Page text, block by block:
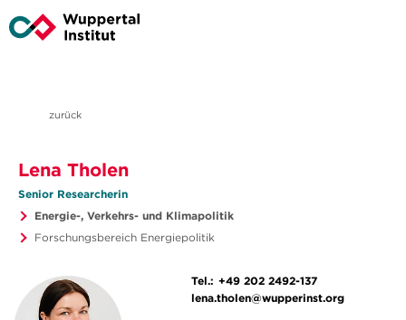
zurück
Lena Tholen
Senior Researcherin
Energie-, Verkehrs- und Klimapolitik
Forschungsbereich Energiepolitik
Tel.: +49 202 2492-137
lena.tholen@wupperinst.org